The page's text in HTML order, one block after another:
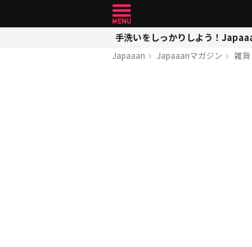
手洗いをしっかりしよう！
Japaaan Japaaanマガジン 雑